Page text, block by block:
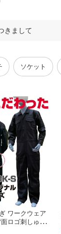
きまして
ソケット
ワークウェア
ロゴ刺しゅう